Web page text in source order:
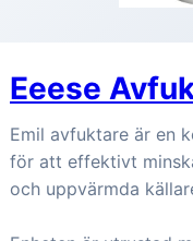
Eeese
Emil avfuktare är en
för att effektivt
och uppvärmda